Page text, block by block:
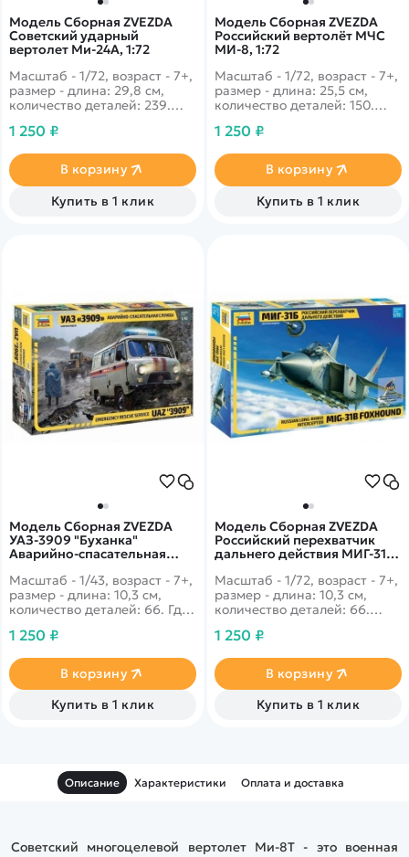
Модель Сборная ZVEZDA
Советский ударный
вертолет Ми-24А, 1:72
Масштаб - 1/72, возраст - 7+,
размер - длина: 29,8 см,
количество деталей: 239.
вертолёт с потрясающей
борту особенно успешно
зарекомендовал себя во
время ожесточённых боёв в
Афганистане.
1 250 ₽
В корзину
Купить в 1 клик
Модель Сборная ZVEZDA
Российский вертолёт МЧС
МИ-8, 1:72
Масштаб - 1/72, возраст - 7+,
размер - длина: 25,5 см,
количество деталей: 150.
российский вертолет,
пассажирские перевозки,
так и учувствует в поисково-
спасательных операциях
1 250 ₽
В корзину
Купить в 1 клик
Модель Сборная ZVEZDA
УАЗ-3909 "Буханка"
Аварийно-спасательная
Масштаб - 1/43, возраст - 7+,
размер - длина: 10,3 см,
количество деталей: 66. Где
проходимый вездеход, и в
любители бездорожья также
в восторге от этой машины -
конечно же это "Буханка"!
1 250 ₽
В корзину
Купить в 1 клик
Модель Сборная ZVEZDA
Российский перехватчик
дальнего действия МИГ-31Б,
Масштаб - 1/72, возраст - 7+,
размер - длина: 10,3 см,
количество деталей: 66.
истребитель-перехватчик с
дополнительной заправкой
прямо в полёте!
1 250 ₽
В корзину
Купить в 1 клик
Описание Характеристики Оплата и доставка
Советский многоцелевой вертолет Ми-8Т - это военная